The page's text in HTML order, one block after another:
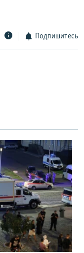
Подпишитесь